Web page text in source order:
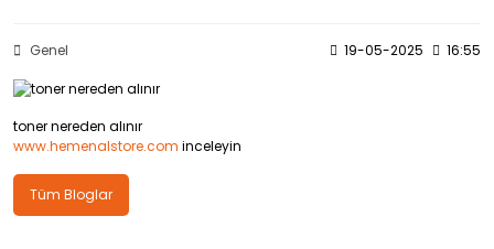
Genel 19-05-2025 16:55
toner nereden alınır
www.hemenalstore.com inceleyin
Tüm Bloglar